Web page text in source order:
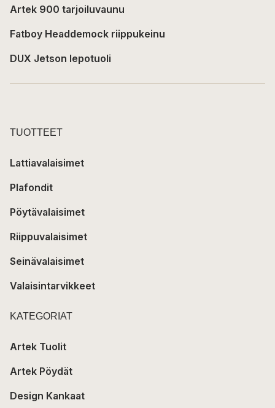
Artek 900 tarjoiluvaunu
Fatboy Headdemock riippukeinu
DUX Jetson lepotuoli
TUOTTEET
Lattiavalaisimet
Plafondit
Pöytävalaisimet
Riippuvalaisimet
Seinävalaisimet
Valaisintarvikkeet
KATEGORIAT
Artek Tuolit
Artek Pöydät
Design Kankaat